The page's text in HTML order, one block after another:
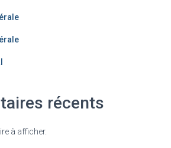
récents
à afficher.